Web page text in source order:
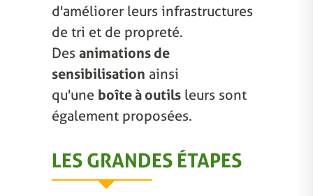
d'améliorer leurs infrastructures
de tri et de propreté.
Des animations de
sensibilisation ainsi
qu'une boîte à outils leurs sont
également proposées.
LES GRANDES ÉTAPES